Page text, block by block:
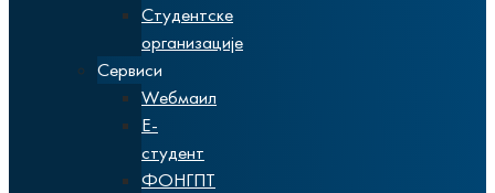
Студентске
организације
Сервиси
Wебмаил
Е-
студент
ФОНГПТ